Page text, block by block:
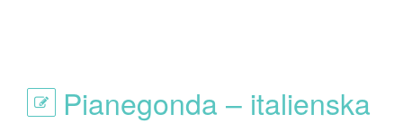
Pianegonda – italienska